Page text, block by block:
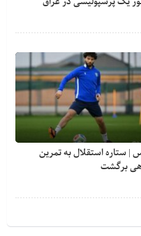
ستاره استقلال به تمرین
برگشت